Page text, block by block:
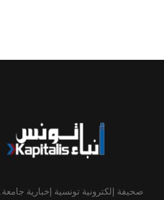
صحيفة إلكترونية تونسية إخبارية جامعة.